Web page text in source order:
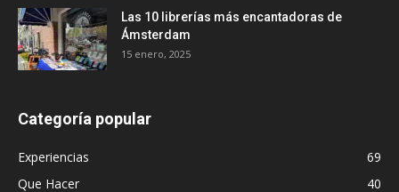
Las 10 librerías más encantadoras de
Ámsterdam
15 enero, 2025
Categoría popular
Experiencias
69
Que Hacer
40